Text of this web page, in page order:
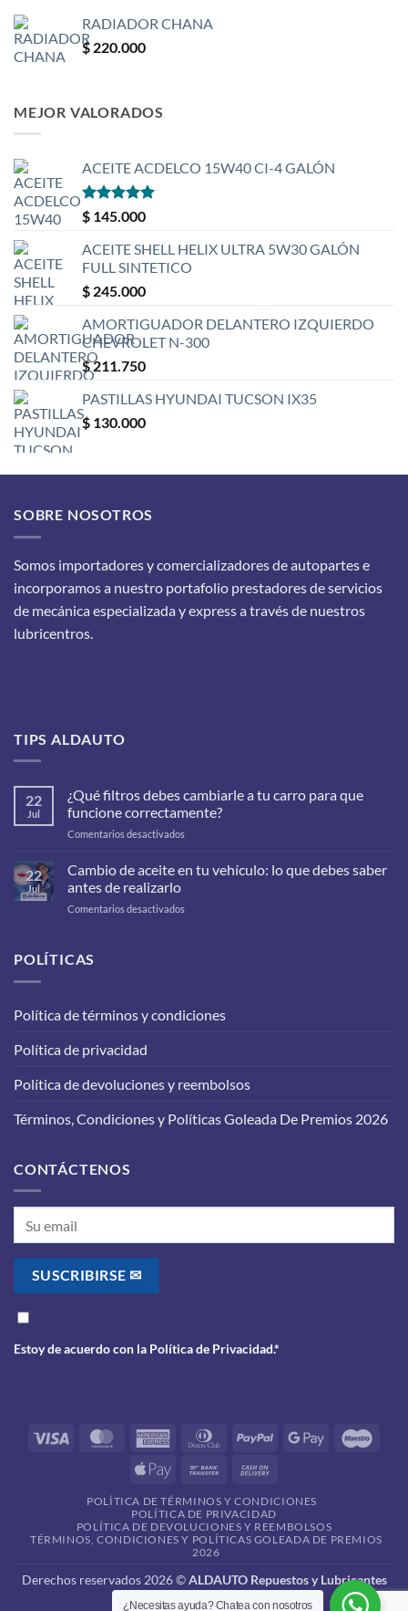
¿Necesitas ayuda? Chatea con nosotros
RADIADOR CHANA
$ 220.000
MEJOR VALORADOS
ACEITE ACDELCO 15W40 CI-4 GALÓN
Valorado
con
$ 145.000
ACEITE SHELL HELIX ULTRA 5W30 GALÓN
FULL SINTETICO
$ 245.000
AMORTIGUADOR DELANTERO IZQUIERDO
CHEVROLET N-300
$211.750
PASTILLAS HYUNDAI TUCSON IX35
$ 130.000
SOBRE NOSOTROS
Somos importadores y comercializadores de autopartes e
incorporamos a nuestro portafolio prestadores de servicios
de mecánica especializada y express a través de nuestros
lubricentros.
TIPS ALDAUTO
22
Jul
¿Qué filtros debes cambiarle a tu carro para que
funcione correctamente?
Comentarios desactivados
filtros
a
22
Jul
Cambio de aceite en tu vehículo: lo que debes saber
antes de realizarlo
Comentarios desactivados
lo
POLÍTICAS
Política de términos y condiciones
Política de privacidad
Política de devoluciones y reembolsos
Términos, Condiciones y Políticas Goleada De Premios 2026
CONTÁCTENOS
Estoy de acuerdo con la Política de Privacidad.*
Visa MasterCardAmerican
Dinners PayPal
Google
Apple
Bank
Delivery
POLÍTICA DE TÉRMINOS Y CONDICIONES
POLÍTICA DE PRIVACIDAD
POLÍTICA DE DEVOLUCIONES Y REEMBOLSOS
TÉRMINOS, CONDICIONES Y POLÍTICAS GOLEADA DE PREMIOS
2026
Derechos reservados 2026 ©ALDAUTO Repuestos y Lubricantes